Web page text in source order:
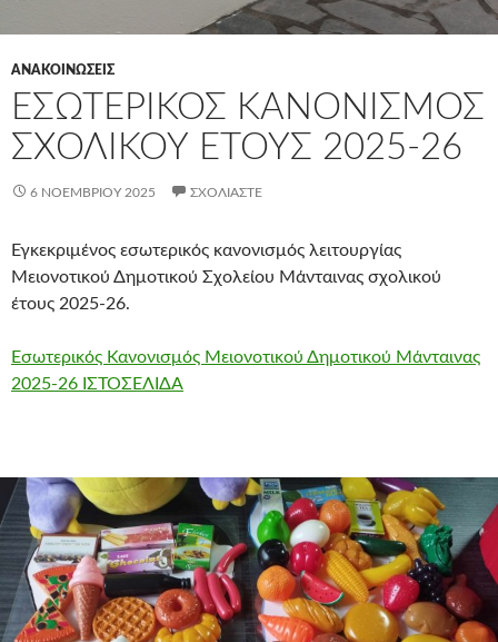
ΑΝΑΚΟΙΝΩΣΕΙΣ
ΕΣΩΤΕΡΙΚΌΣ ΚΑΝΟΝΙΣΜΌΣ
ΣΧΟΛΙΚΟΎ ΈΤΟΥΣ 2025-26
6 ΝΟΕΜΒΡΊΟΥ 2025 ΣΧΟΛΙΆΣΤΕ
Εγκεκριμένος εσωτερικός κανονισμός λειτουργίας
Μειονοτικού Δημοτικού Σχολείου Μάνταινας σχολικού
έτους 2025-26.
Εσωτερικός Κανονισμός Μειονοτικού Δημοτικού Μάνταινας
2025-26 ΙΣΤΟΣΕΛΙΔΑ